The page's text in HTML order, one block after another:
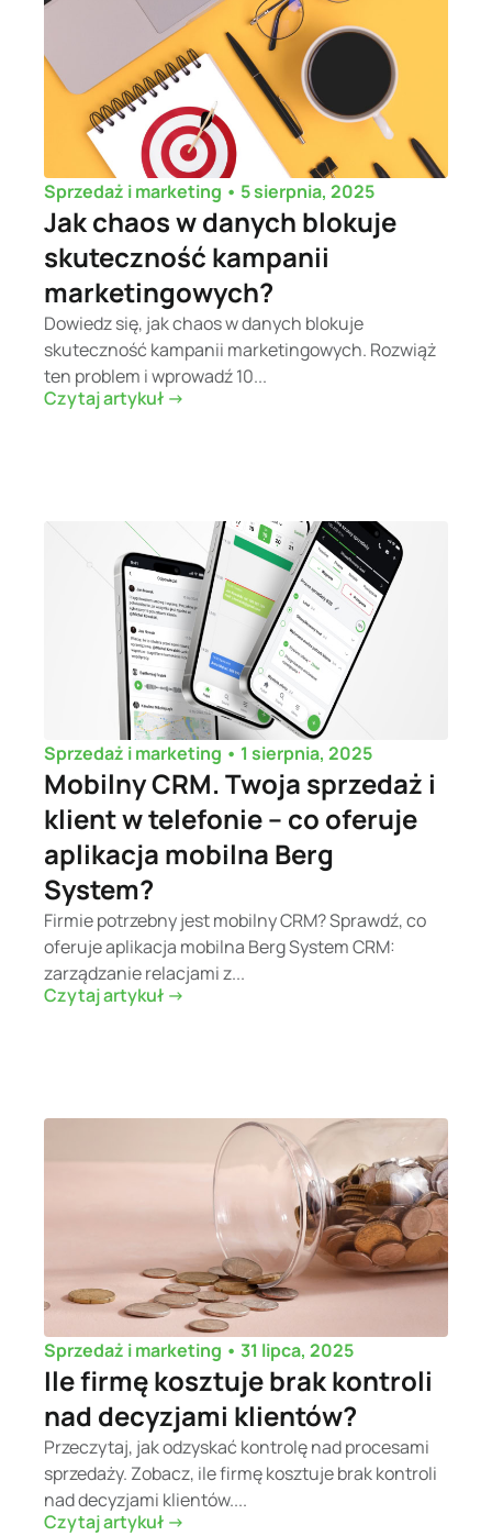
Sprzedaż i marketing • 5 sierpnia, 2025
Jak chaos w danych blokuje
skuteczność kampanii
marketingowych?
Dowiedz się, jak chaos w danych blokuje
skuteczność kampanii marketingowych. Rozwiąż
ten problem i wprowadź 10...
Czytaj artykuł ->
Sprzedaż i marketing • 1 sierpnia, 2025
Mobilny CRM. Twoja sprzedaż i
klient w telefonie – co oferuje
aplikacja mobilna Berg
System?
Firmie potrzebny jest mobilny CRM? Sprawdź, co
oferuje aplikacja mobilna Berg System CRM:
zarządzanie relacjami z...
Czytaj artykuł ->
Sprzedaż i marketing • 31 lipca, 2025
Ile firmę kosztuje brak kontroli
nad decyzjami klientów?
Przeczytaj, jak odzyskać kontrolę nad procesami
sprzedaży. Zobacz, ile firmę kosztuje brak kontroli
nad decyzjami klientów....
Czytaj artykuł ->